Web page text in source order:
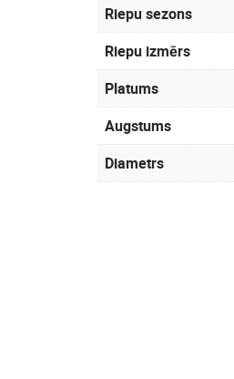
Riepu sezons
Riepu izmērs
Platums
Augstums
Diametrs